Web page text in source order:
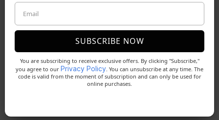
SUBSCRIBE NOW
You are subscribing to receive exclusive offers. By clicking "Subscribe,"
you agree to our Privacy Policy . You can unsubscribe at any time. The
code is valid from the moment of subscription and can only be used for
online purchases.